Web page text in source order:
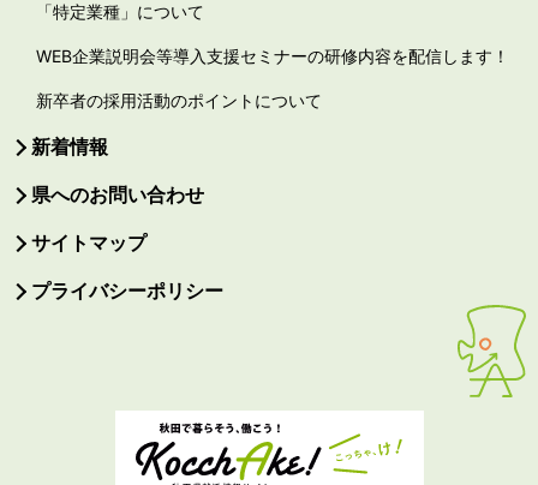
「特定業種」について
WEB企業説明会等導入支援セミナーの研修内容を配信します！
新卒者の採用活動のポイントについて
新着情報
県へのお問い合わせ
サイトマップ
プライバシーポリシー